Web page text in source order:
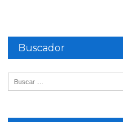
Buscador